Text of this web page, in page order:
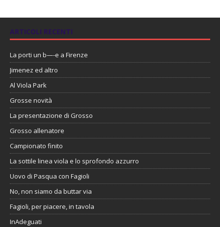
ARTICOLI RECENTI
La porti un b—-e a Firenze
Jimenez ed altro
Al Viola Park
Grosse novità
La presentazione di Grosso
Grosso allenatore
Campionato finito
La sottile linea viola e lo sprofondo azzurro
Uovo di Pasqua con Fagioli
No, non siamo da buttar via
Fagioli, per piacere, in tavola
InAdeguati